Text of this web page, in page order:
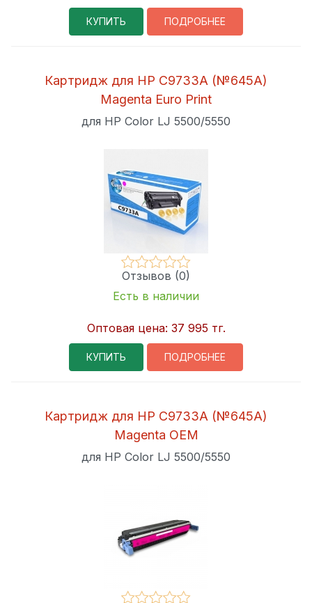
КУПИТЬ ПОДРОБНЕЕ
Картридж для HP C9733A (№645A)
Magenta Euro Print
для HP Color LJ 5500/5550
Отзывов (0)
Есть в наличии
Оптовая цена: 37 995 тг.
КУПИТЬ ПОДРОБНЕЕ
Картридж для HP C9733A (№645A)
Magenta OEM
для HP Color LJ 5500/5550